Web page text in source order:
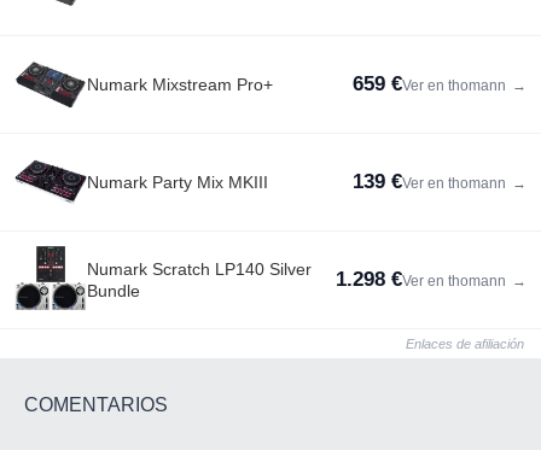
Numark Mixstream Pro+ 659 €Ver en thomann →
Numark Party Mix MKIII 139 €Ver en thomann →
Numark Scratch LP140 Silver
Bundle
1.298 €Ver en thomann →
Enlaces de afiliación
COMENTARIOS